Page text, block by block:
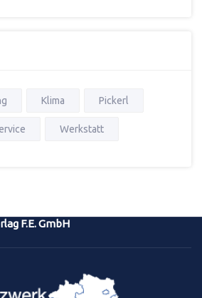
Klima Pickerl
Werkstatt
F.E. GmbH